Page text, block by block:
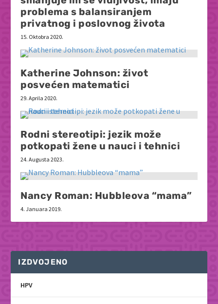
problema s balansiranjem
privatnog i poslovnog života
15. Oktobra 2020.
Katherine Johnson: život
posvećen matematici
29. Aprila 2020.
Rodni stereotipi: jezik može
potkopati žene u nauci i tehnici
24. Augusta 2023.
Nancy Roman: Hubbleova “mama”
4. Januara 2019.
IZDVOJENO
HPV